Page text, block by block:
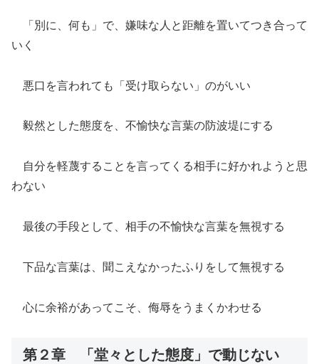
「別に、何も」で、嫌味な人と距離を置いてつき合って
いく
悪口を言われても「受け取らない」のがいい
毅然とした態度を、不愉快な言葉の防波堤にする
自分を軽蔑することを言ってくる相手に好かれようと思
わない
最後の手段として、相手の不愉快な言葉を無視する
下品な言葉は、聞こえなかったふりをして無視する
心に余裕があってこそ、侮辱をうまくかわせる
第２章 「堂々とした態度」で動じない